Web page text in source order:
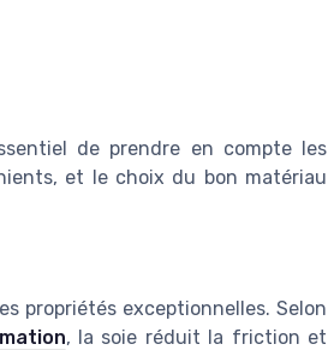
de prendre en compte les
et le choix du bon matériau
propriétés exceptionnelles. Selon
, la soie réduit la friction et